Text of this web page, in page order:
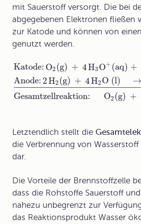
mit Sauerstoff versorgt. Die bei
abgegebenen Elektronen fließen
zur Katode und können von
genutzt werden.
Katode: O2(g) + 4H3O+(aq) +
Anode: 2H2(g) + 4H2O (l) →
¯¯¯¯¯¯¯¯¯¯¯¯¯¯¯¯¯¯¯¯¯¯¯¯¯¯¯¯¯¯¯¯¯¯¯¯¯¯¯¯¯¯¯¯¯
Gesamtzellreaktion: O2(g) +
Letztendlich stellt die
die Verbrennung von
dar.
Die Vorteile der Brennstoffzelle
dass die Rohstoffe Sauerstoff
nahezu unbegrenzt zur
das Reaktionsprodukt Wasser